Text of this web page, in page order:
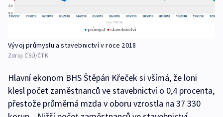
Vývoj průmyslu a stavebnictví v roce 2018
Zdroj: ČSÚ/ČTK
Hlavní ekonom BHS Štěpán Křeček si všímá, že loni
klesl počet zaměstnanců ve stavebnictví o 0,4 procenta,
přestože průměrná mzda v oboru vzrostla na 37 330